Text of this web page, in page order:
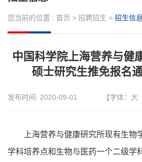
您当前的位置 : 首页 > 招聘招生 > 招生信息
中国科学院上海营养与健
硕士研究生推免报名
发布时间: 2020-09-01 【字体： 大
上海营养与健康研究所现有生物
学科培养点和生物与医药一个二级学